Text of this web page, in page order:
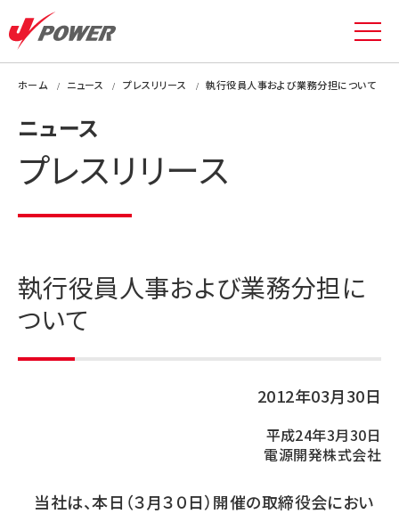
ホーム ニュース プレスリリース 執行役員人事および業務分担について
ニュース
プレスリリース
執行役員人事および業務分担に
ついて
2012年03月30日
平成24年3月30日
電源開発株式会社
当社は、本日（３月３０日）開催の取締役会におい